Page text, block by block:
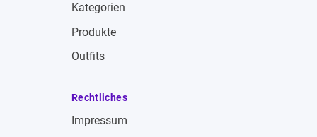
Kategorien
Produkte
Outfits
Rechtliches
Impressum